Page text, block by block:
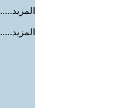
المزيد.....
المزيد.....